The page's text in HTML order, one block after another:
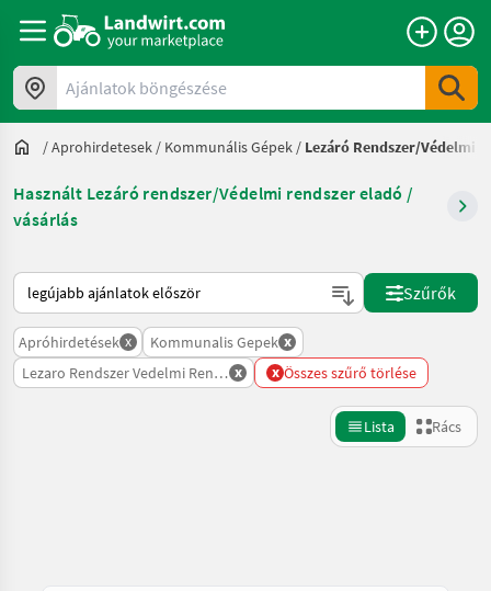
Ajánlatok böngészése
/Aprohirdetesek / Kommunális Gépek / Lezáró Rendszer/Védelmi
Használt Lezáró rendszer/Védelmi rendszer eladó /
vásárlás
Így van sorba rendezve a Landwirt.com-on
Szűrők
Apróhirdetések x Kommunalis Gepek x
Lezaro Rendszer Vedelmi Rendszer
x x Összes szűrő törlése
Lista Rács